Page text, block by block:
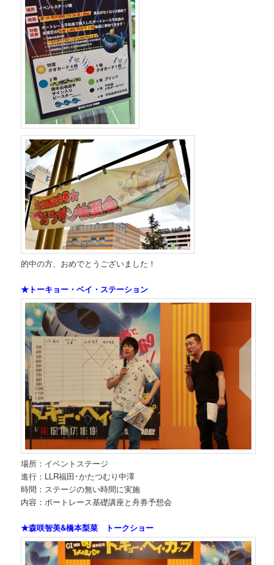
的中の方、おめでとうございました！
★トーキョー・ベイ・ステーション
場所：イベントステージ
進行：LLR福田･かたつむり中澤
時間：ステージの無い時間に実施
内容：ボートレース基礎講座と舟券予想会
★森咲智美&橋本梨菜 トークショー